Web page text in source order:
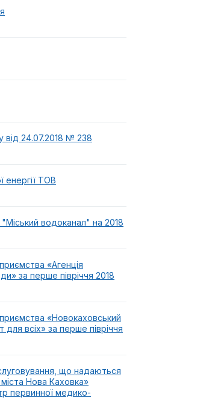
від 24.07.2018 № 238
енергії ТОВ
водоканал" на 2018
«Агенція
за перше півріччя 2018
«Новокаховський
всіх» за перше півріччя
що надаються
Нова Каховка»
первинної медико-